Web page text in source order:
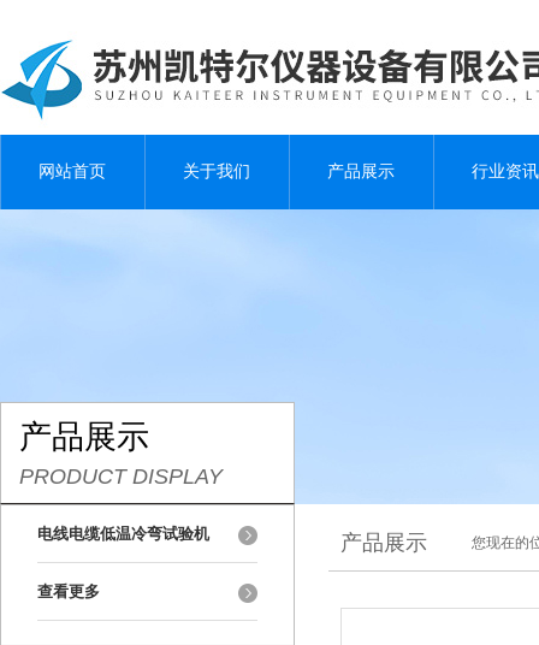
网站首页 关于我们 产品展示 行业资讯
产品展示
PRODUCT DISPLAY
电线电缆低温冷弯试验机
查看更多
产品展示 您现在的